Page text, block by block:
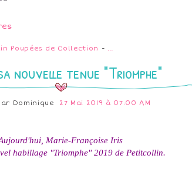
Poupées de Collection - …
nouvelle tenue "Triomphe"
Dominique 27 Mai 2019 à 07:00 AM
Marie-Françoise Iris
habillage "Triomphe" 2019 de Petitcollin.